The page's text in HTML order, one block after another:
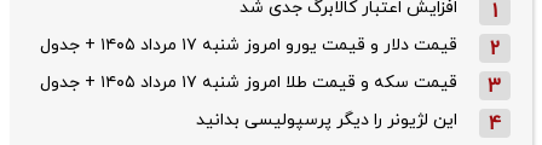
1 افزایش اعتبار کالابرگ جدی شد
2 قیمت دلار و قیمت یورو امروز شنبه ۱۷ مرداد ۱۴۰۵ + جدول
3 قیمت سکه و قیمت طلا امروز شنبه ۱۷ مرداد ۱۴۰۵ + جدول
4 این لژیونر را دیگر پرسپولیسی بدانید